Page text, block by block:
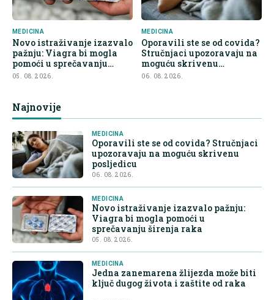
MEDICINA
Novo istraživanje izazvalo
pažnju: Viagra bi mogla
pomoći u sprečavanju
širenja raka
05. 08. 2026.
MEDICINA
Oporavili ste se od covida?
Stručnjaci upozoravaju na
moguću skrivenu
posljedicu
06. 08. 2026.
Najnovije
MEDICINA
Oporavili ste se od covida? Stručnjaci
upozoravaju na moguću skrivenu
posljedicu
06. 08. 2026.
MEDICINA
Novo istraživanje izazvalo pažnju:
Viagra bi mogla pomoći u
sprečavanju širenja raka
05. 08. 2026.
MEDICINA
Jedna zanemarena žlijezda može biti
ključ dugog života i zaštite od raka